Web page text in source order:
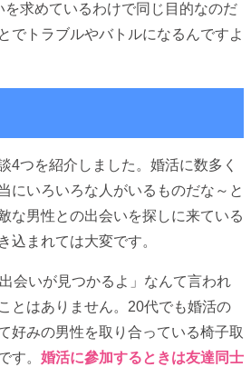
求めているわけで同じ目的なのだ
でトラブルやバトルになるんですよ
4つを紹介しました。婚活に数多く
にいろいろな人がいるものだな～と
な男性との出会いを探しに来ている
込まれては大変です。
会いが見つかるよ」なんて言われ
とはありません。20代でも婚活の
好みの男性を取り合っている椅子取
す。 婚活に參加するときは友達同士